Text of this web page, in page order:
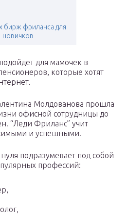
бирж фриланса для
новичков
для мамочек в
которые хотят
Молдованова прошла
офисной сотрудницы до
“Леди Фриланс” учит
и успешными.
подразумевает под собой
профессий: